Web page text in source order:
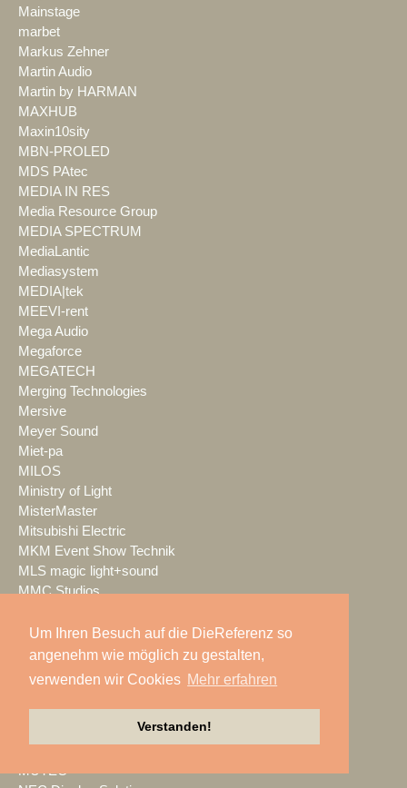
Um Ihren Besuch auf die DieReferenz so
angenehm wie möglich zu gestalten,
verwenden wir Cookies Mehr erfahren
Verstanden!
Mainstage
marbet
Markus Zehner
Martin Audio
Martin by HARMAN
MAXHUB
Maxin10sity
MBN-PROLED
MDS PAtec
MEDIA IN RES
Media Resource Group
MEDIA SPECTRUM
MediaLantic
Mediasystem
MEDIA|tek
MEEVI-rent
Mega Audio
Megaforce
MEGATECH
Merging Technologies
Mersive
Meyer Sound
Miet-pa
MILOS
Ministry of Light
MisterMaster
Mitsubishi Electric
MKM Event Show Technik
MLS magic light+sound
MMC Studios
MONACOR INTERNATIONAL
Moonlight
MOTION GROUP
msm studio group
MUTEC